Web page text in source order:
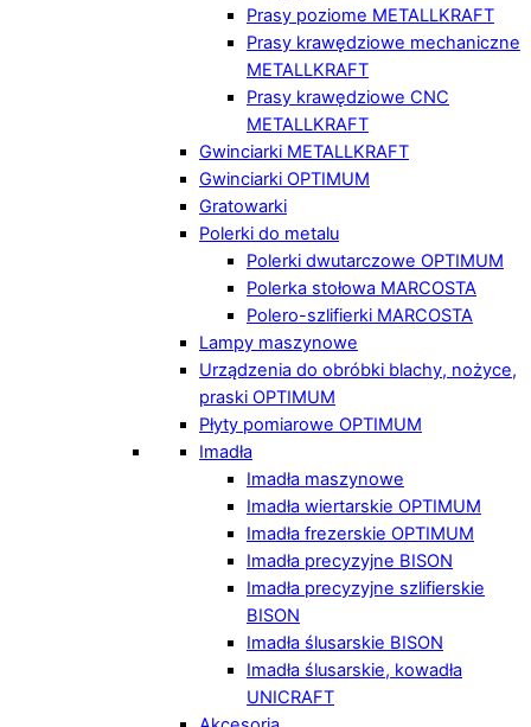
Prasy poziome METALLKRAFT
Prasy krawędziowe mechaniczne
METALLKRAFT
Prasy krawędziowe CNC
METALLKRAFT
Gwinciarki METALLKRAFT
Gwinciarki OPTIMUM
Gratowarki
Polerki do metalu
Polerki dwutarczowe OPTIMUM
Polerka stołowa MARCOSTA
Polero-szlifierki MARCOSTA
Lampy maszynowe
Urządzenia do obróbki blachy, nożyce,
praski OPTIMUM
Płyty pomiarowe OPTIMUM
Imadła
Imadła maszynowe
Imadła wiertarskie OPTIMUM
Imadła frezerskie OPTIMUM
Imadła precyzyjne BISON
Imadła precyzyjne szlifierskie
BISON
Imadła ślusarskie BISON
Imadła ślusarskie, kowadła
UNICRAFT